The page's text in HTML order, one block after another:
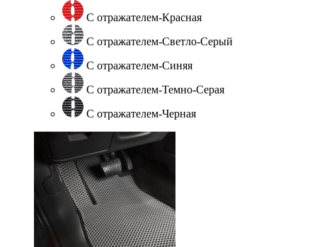
С отражателем-Красная
С отражателем-Светло-Серый
С отражателем-Синяя
С отражателем-Темно-Серая
С отражателем-Черная